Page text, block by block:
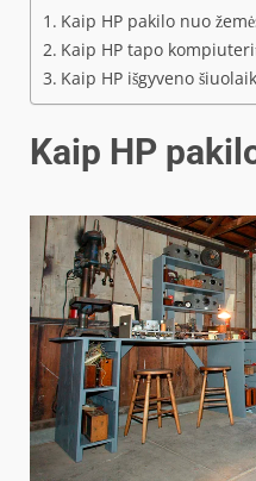
Kaip HP pakilo nuo
Kaip HP tapo
Kaip HP išgyveno
Kaip HP